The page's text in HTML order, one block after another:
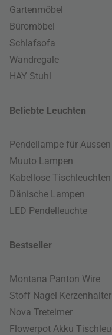
Gartenmöbel
Büromöbel
Schlafsofa
Wandregale
HAY Stuhl
Beliebte Leuchten
Pendellampe für Aussen
Muuto Lampen
Kabellose Tischleuchten
Dänische Lampen
LED Pendelleuchte
Bestseller
Montana Panton Wire
Stoff Nagel Kerzenhalter
Nova Treteimer
Flowerpot Akku